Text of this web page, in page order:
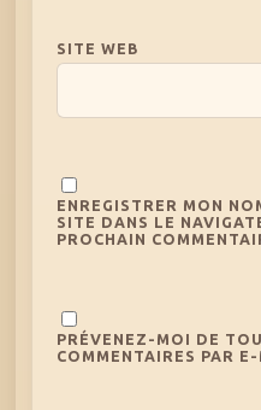
SITE WEB
ENREGISTRER MON
SITE DANS LE
PROCHAIN
PRÉVENEZ-MOI DE
COMMENTAIRES PAR